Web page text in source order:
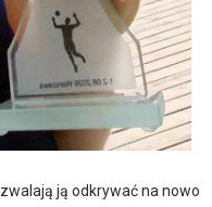
ją odkrywać na nowo